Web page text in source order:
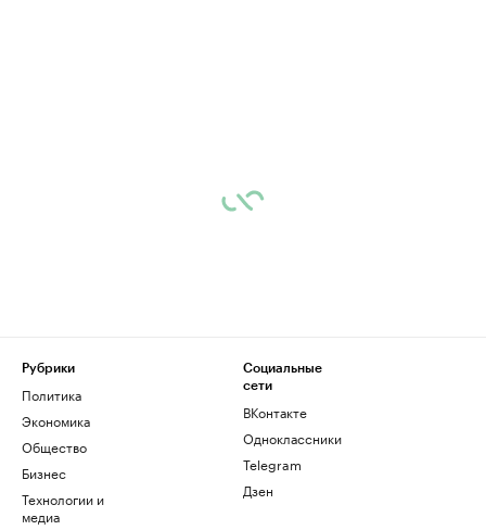
Рубрики
Политика
Экономика
Общество
Бизнес
Технологии и
медиа
Социальные
сети
ВКонтакте
Одноклассники
Telegram
Дзен